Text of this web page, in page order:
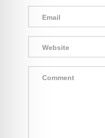
Email
Website
Comment